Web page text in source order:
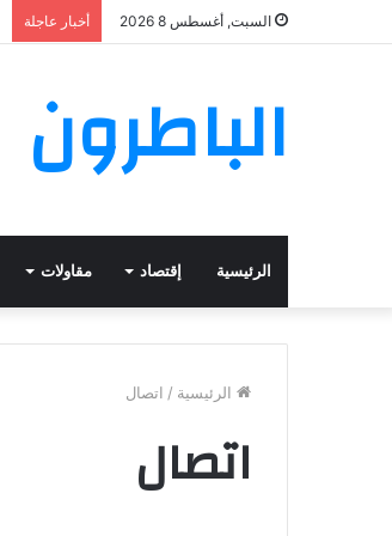
السبت, أغسطس 8 2026 أخبار عاجلة
الباطرون
الرئيسية إقتصاد مقاولات
الرئيسية / اتصال
اتصال